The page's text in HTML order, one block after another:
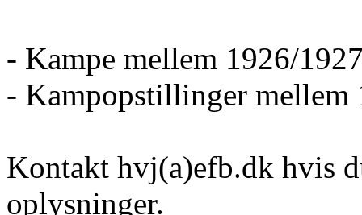
- Kampe mellem 1926/
- Kampopstillinger mellem
Kontakt hvj(a)efb.dk hvis
oplysninger.